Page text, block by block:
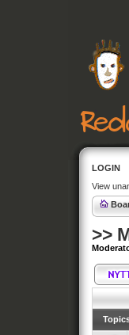
LOGIN
View
>>